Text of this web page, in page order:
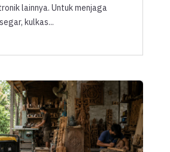
lainnya. Untuk menjaga
kulkas...